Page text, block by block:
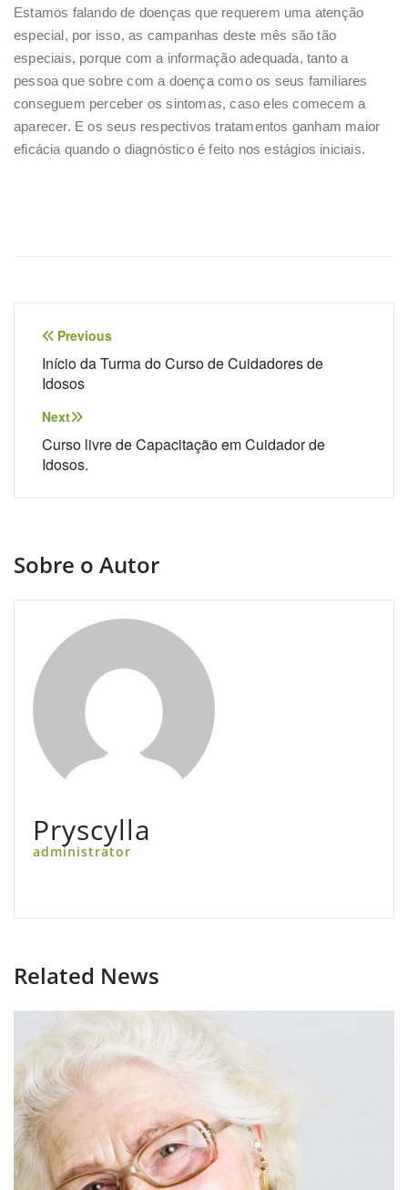
Estamos falando de doenças que requerem uma atenção
especial, por isso, as campanhas deste mês são tão
especiais, porque com a informação adequada, tanto a
pessoa que sobre com a doença como os seus familiares
conseguem perceber os sintomas, caso eles comecem a
aparecer. E os seus respectivos tratamentos ganham maior
eficácia quando o diagnóstico é feito nos estágios iniciais.
Previous
Início da Turma do Curso de Cuidadores de
Idosos
Next
Curso livre de Capacitação em Cuidador de
Idosos.
Sobre o Autor
Pryscylla
administrator
Related News